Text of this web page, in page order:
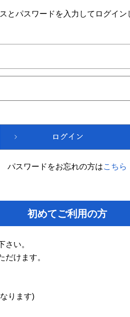
とパスワードを入力してログイン
パスワードをお忘れの方はこちら
初めてご利用の方
い。
けます。
ります)